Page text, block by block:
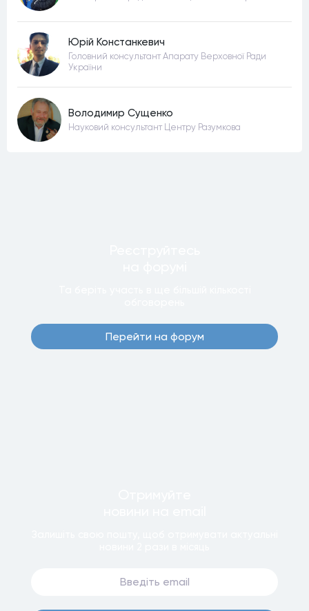
Юрій Констанкевич
Головний консультант Апарату Верховної Ради
України
Володимир Сущенко
Науковий консультант Центру Разумкова
Перейти на форум